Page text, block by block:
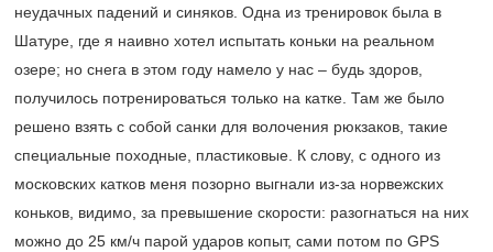
неудачных падений и синяков. Одна из тренировок была в
Шатуре, где я наивно хотел испытать коньки на реальном
озере; но снега в этом году намело у нас – будь здоров,
получилось потренироваться только на катке. Там же было
решено взять с собой санки для волочения рюкзаков, такие
специальные походные, пластиковые. К слову, с одного из
московских катков меня позорно выгнали из-за норвежских
коньков, видимо, за превышение скорости: разогнаться на них
можно до 25 км/ч парой ударов копыт, сами потом по GPS